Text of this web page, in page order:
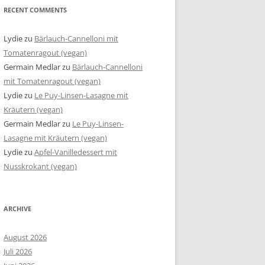
RECENT COMMENTS
Lydiezu Bärlauch-Cannelloni mit
Tomatenragout (vegan)
Germain Medlarzu Bärlauch-Cannelloni
mit Tomatenragout (vegan)
Lydiezu Le Puy-Linsen-Lasagne mit
Kräutern (vegan)
Germain Medlarzu Le Puy-Linsen-
Lasagne mit Kräutern (vegan)
Lydiezu Apfel-Vanilledessert mit
Nusskrokant (vegan)
ARCHIVE
August 2026
Juli 2026